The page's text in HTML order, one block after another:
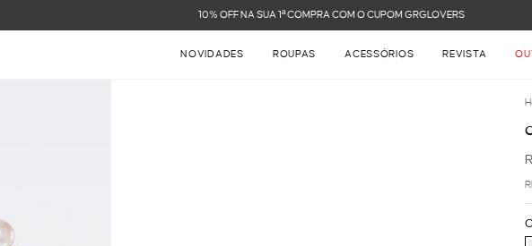
10% OFF NA SUA 1ª COMPRA COM O CUPOM GRGLOVERS
NOVIDADES ROUPAS ACESSÓRIOS REVISTA